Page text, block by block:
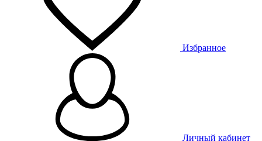
Избранное
Личный кабинет